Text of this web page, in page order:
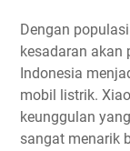
Dengan
kesadaran akan
Indonesia
mobil listrik.
keunggulan
sangat menarik